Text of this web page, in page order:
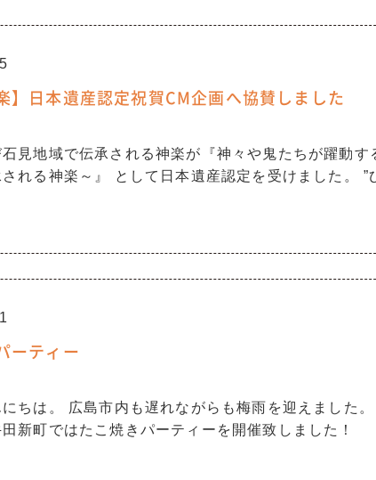
】日本遺産認定祝賀CM企画へ協賛しました
見地域で伝承される神楽が『神々や鬼たちが躍動す
れる神楽～』 として日本遺産認定を受けました。 ”
ーティー
ちは。 広島市内も遅れながらも梅雨を迎えました
新町ではたこ焼きパーティーを開催致しました！